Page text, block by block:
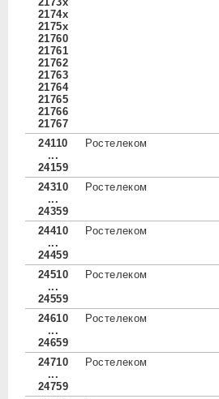
2174x
2175x
21760
21761
21762
21763
21764
21765
21766
21767
24110
...
24159
Ростелеком
24310
...
24359
Ростелеком
24410
...
24459
Ростелеком
24510
...
24559
Ростелеком
24610
...
24659
Ростелеком
24710
...
24759
Ростелеком